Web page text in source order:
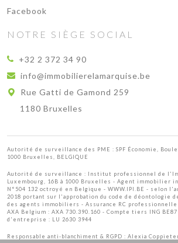
Facebook
NOTRE SIÈGE SOCIAL
+32 2 372 34 90
info@immobilierelamarquise.be
Rue Gatti de Gamond 259
1180 Bruxelles
Autorité de surveillance des PME : SPF Économie,
1000 Bruxelles, BELGIQUE
Autorité de surveillance : Institut professionnel de
Luxembourg, 16B à 1000 Bruxelles - Agent immobilier
N°504 132 octroyé en Belgique - WWW.IPI.BE - selon
2018 portant sur l'approbation du code de déontologie
des agents immobiliers - Assurance RC
AXA Belgium : AXA 730.390.160 - Compte tiers ING
d'entreprise : LU 2630 3944
Responsable anti-blanchiment & RGPD : Alexia